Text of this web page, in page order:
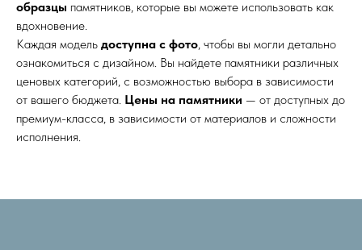
образцы памятников, которые вы можете использовать как
вдохновение.
Каждая модель доступна с фото , чтобы вы могли детально
ознакомиться с дизайном. Вы найдете памятники различных
ценовых категорий, с возможностью выбора в зависимости
от вашего бюджета. Цены на памятники — от доступных до
премиум-класса, в зависимости от материалов и сложности
исполнения.